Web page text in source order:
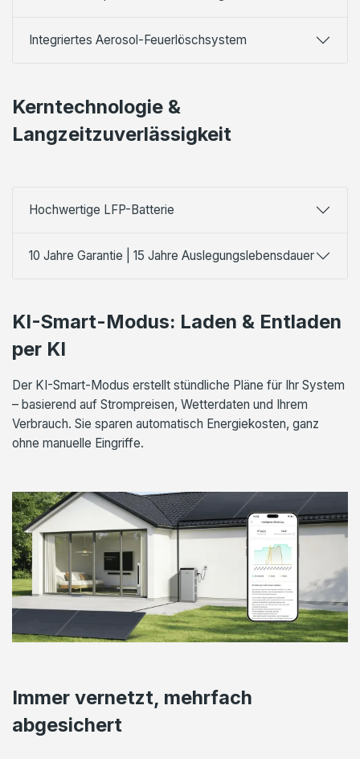
Integriertes Aerosol-Feuerlöschsystem
Kerntechnologie &
Langzeitzuverlässigkeit
Hochwertige LFP-Batterie
10 Jahre Garantie | 15 Jahre Auslegungslebensdauer
KI-Smart-Modus: Laden & Entladen
per KI
Der KI-Smart-Modus erstellt stündliche Pläne für Ihr System
– basierend auf Strompreisen, Wetterdaten und Ihrem
Verbrauch. Sie sparen automatisch Energiekosten, ganz
ohne manuelle Eingriffe.
Immer vernetzt, mehrfach
abgesichert